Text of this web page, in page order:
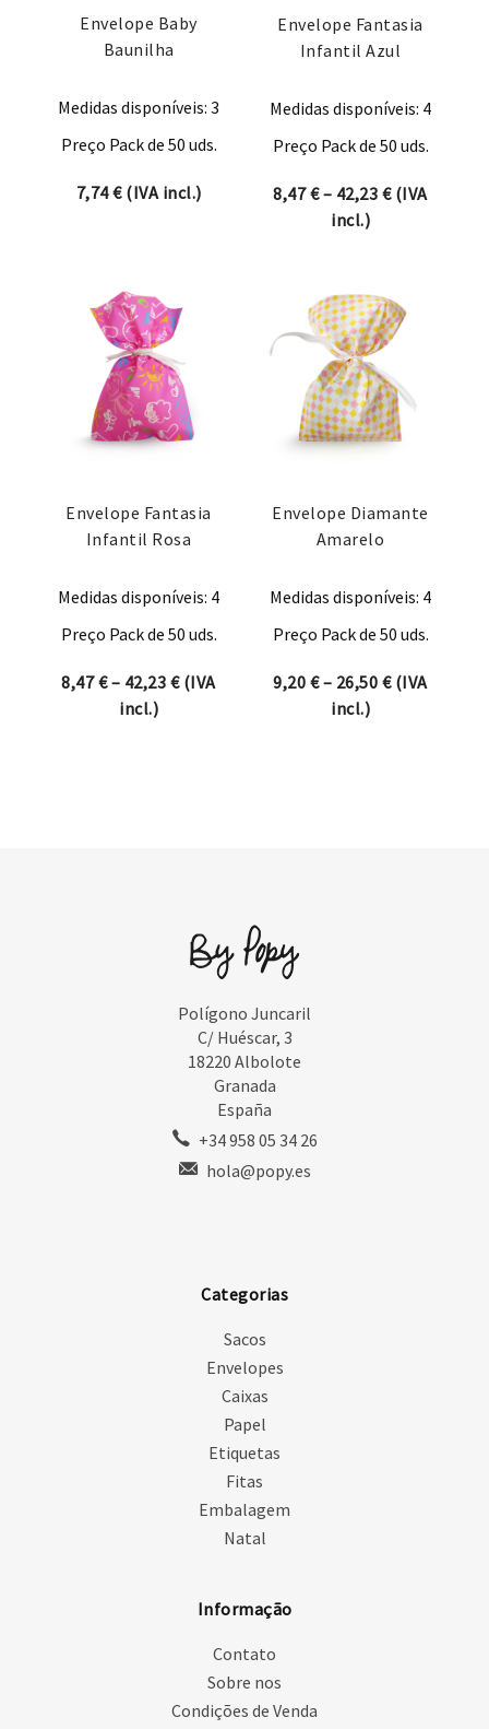
Envelope Baby
Baunilha
Medidas disponíveis: 3
Preço Pack de 50 uds.
7,74€(IVA incl.)
Envelope Fantasia
Infantil Azul
Medidas disponíveis: 4
Preço Pack de 50 uds.
8,47€– 42,23 €Price
(IVA
incl.)
Envelope Fantasia
Infantil Rosa
Medidas disponíveis: 4
Preço Pack de 50 uds.
8,47€– 42,23 €Price range: 8,47 € through 42,23 €
(IVA
incl.)
Envelope Diamante
Amarelo
Medidas disponíveis: 4
Preço Pack de 50 uds.
9,20 €– 26,50 €Price
(IVA
incl.)
Polígono Juncaril
C/ Huéscar, 3
18220 Albolote
Granada
España
+34 958 05 34 26
hola@popy.es
Categorias
Sacos
Envelopes
Caixas
Papel
Etiquetas
Fitas
Embalagem
Natal
Informação
Contato
Sobre nos
Condições de Venda